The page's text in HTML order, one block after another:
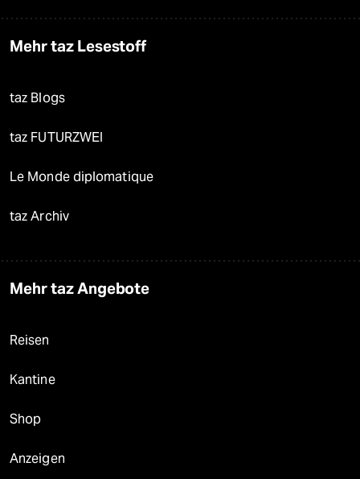
Mehr taz Lesestoff
taz Blogs
taz FUTURZWEI
Le Monde diplomatique
taz Archiv
Mehr taz Angebote
Reisen
Kantine
Shop
Anzeigen